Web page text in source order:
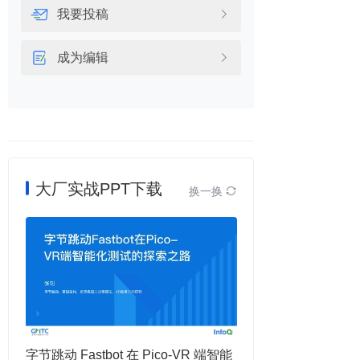
我要投稿 
成为编辑 
大厂实战PPT下载 换一换 
字节跳动 Fastbot 在 Pico-VR 端智能